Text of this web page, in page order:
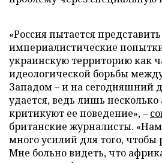
«Россия пытается
империалистические
украинскую территорию как
идеологической борьбы
Западом – и на сегодняшний
удается, ведь лишь
критикуют ее поведение», –
британские журналисты.
много усилий для того, чтобы
Мне больно видеть, что